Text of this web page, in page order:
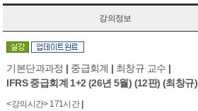
강의정보
기본단과과정 | 중급회계 | 최창규 교수 |
IFRS 중급회계 1+2 (26년 5월) (12판) (최창규)
<강의시간> 171시간